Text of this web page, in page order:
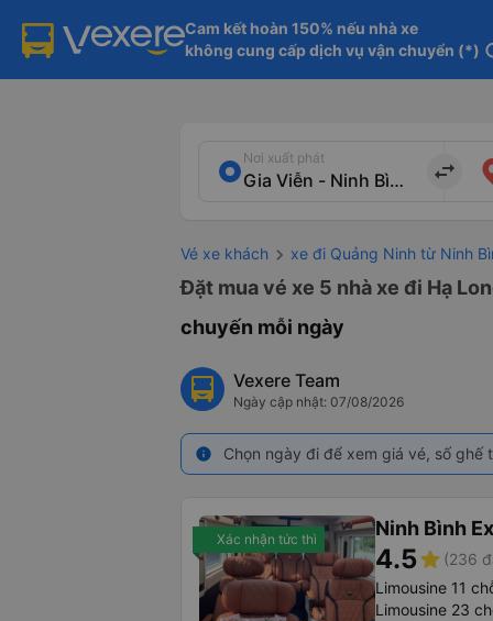
Cam kết hoàn 150% nếu nhà xe
không cung cấp dịch vụ vận chuyển (*)
Nơi xuất phát
import_export
Vé xe khách xe đi Quảng Ninh từ Ninh
Đặt mua vé xe 5 nhà xe đi Hạ
chuyến mỗi ngày
Vexere Team
Ngày cập nhật: 07/08/2026
info Chọn ngày đi để xem giá vé, số
Xác nhận tức thì Ninh Bình
4.5star (236
Limousine 11
Limousine 23